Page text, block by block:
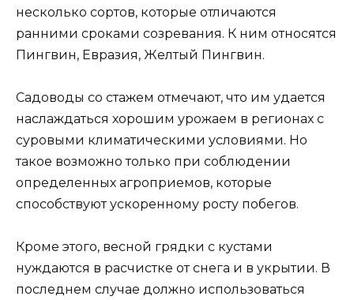
несколько сортов, которые отличаются
ранними сроками созревания. К ним относятся
Пингвин, Евразия, Желтый Пингвин.
Садоводы со стажем отмечают, что им удается
наслаждаться хорошим урожаем в регионах с
суровыми климатическими условиями. Но
такое возможно только при соблюдении
определенных агроприемов, которые
способствуют ускоренному росту побегов.
Кроме этого, весной грядки с кустами
нуждаются в расчистке от снега и в укрытии. В
последнем случае должно использоваться